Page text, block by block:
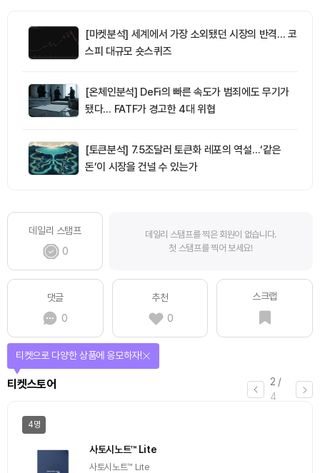
[마켓분석] 세계에서 가장 소외됐던 시장의 반격… 코
스피 대규모 숏스퀴즈
[온체인분석] DeFi의 빠른 속도가 범죄에도 무기가
됐다… FATF가 경고한 4대 위협
[토큰분석] 7.5조달러 토큰화 레포의 역설…‘같은
돈’이 시장을 건널 수 있는가
데일리 스탬프
0
데일리 스탬프를 찍은 회원이 없습니다.
첫 스탬프를 찍어 보세요!
댓글
0
추천
0
스크랩
2 /
4
티켓스토어
티켓으로 다양한 상품에 응모하자!
4명
사토시노트™ Lite
사토시노트™ Lite